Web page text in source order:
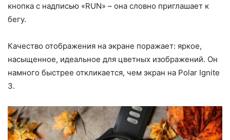
кнопка с надписью «RUN» – она словно приглашает к
бегу.
Качество отображения на экране поражает: яркое,
насыщенное, идеальное для цветных изображений. Он
намного быстрее откликается, чем экран на Polar Ignite
3.